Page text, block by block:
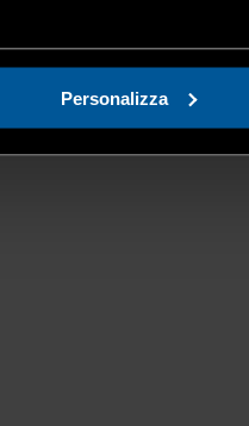
Personalizza